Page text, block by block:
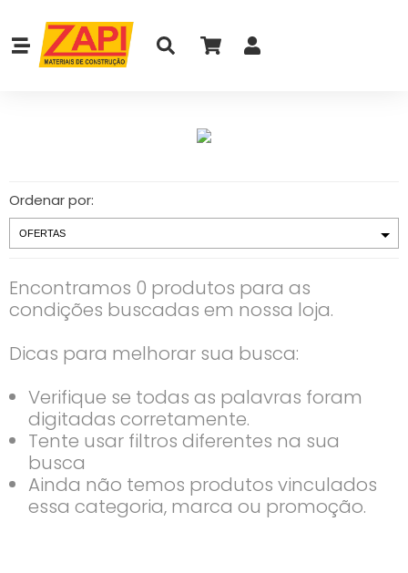
Ordenar por:
Encontramos 0 produtos para as
condições buscadas em nossa loja.
Dicas para melhorar sua busca:
Verifique se todas as palavras foram
digitadas corretamente.
Tente usar filtros diferentes na sua
busca
Ainda não temos produtos vinculados
essa categoria, marca ou promoção.